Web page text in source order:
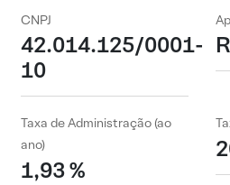
CNPJ
42.014.125/0001-
10
Taxa de Administração (ao
ano)
1,93 %